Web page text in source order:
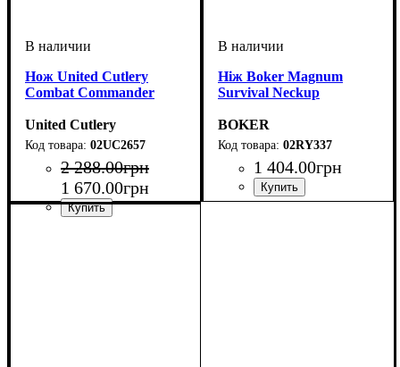
Нож United Cutlery
Combat Commander
United Cutlery
02UC2657
2 288.00грн
1 670.00грн
Ніж Boker Magnum
Survival Neckup
BOKER
02RY337
1 404.00грн